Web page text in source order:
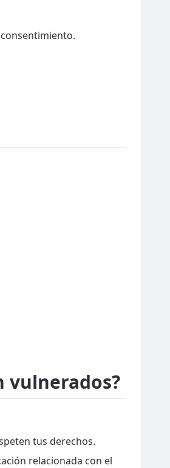
vulnerados?
tus derechos.
relacionada con el